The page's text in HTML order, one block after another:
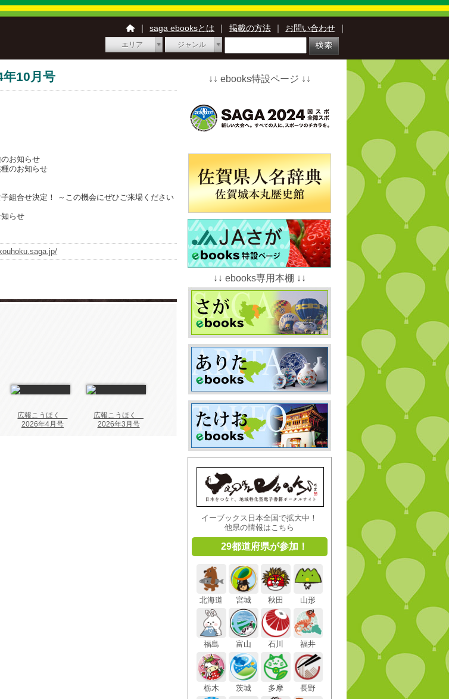
｜ saga ebooksとは ｜ 掲載の方法 ｜ お問い合わせ ｜
エリア ジャンル
10月号
お知らせ
のお知らせ
組合せ決定！ ～この機会にぜひご来場ください
らせ
広報こうほく
2026年4月号
広報こうほく
2026年3月号
↓↓ ebooks特設ページ ↓↓
↓↓ ebooks専用本棚 ↓↓
イーブックス日本全国で拡大中！
他県の情報はこちら
29都道府県が参加！
北海道 宮城 秋田 山形
福島 富山 石川 福井
栃木 茨城 多摩 長野